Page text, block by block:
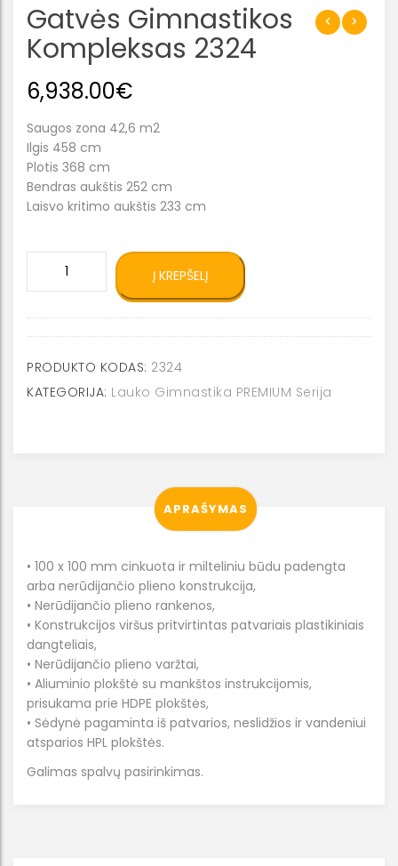
Gatvės Gimnastikos
Kompleksas 2324
6,938.00€
Saugos zona 42,6 m2
Ilgis 458 cm
Plotis 368 cm
Bendras aukštis 252 cm
Laisvo kritimo aukštis 233 cm
gimnastikos
kompleksas
2324
Į KREPŠELĮ
PRODUKTO KODAS: 2324
KATEGORIJA: Lauko Gimnastika PREMIUM Serija
APRAŠYMAS
• 100 x 100 mm cinkuota ir milteliniu būdu padengta
arba nerūdijančio plieno konstrukcija,
• Nerūdijančio plieno rankenos,
• Konstrukcijos viršus pritvirtintas patvariais plastikiniais
dangteliais,
• Nerūdijančio plieno varžtai,
• Aliuminio plokštė su mankštos instrukcijomis,
prisukama prie HDPE plokštės,
• Sėdynė pagaminta iš patvarios, neslidžios ir vandeniui
atsparios HPL plokštės.
Galimas spalvų pasirinkimas.